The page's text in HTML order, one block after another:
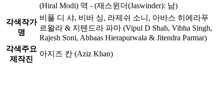
(Hiral Modi) 역 - (재스윈더(Jaswinder): 남)
각색작가
명
비풀 디 샤, 비바 싱, 라제쉬 소니, 아바스 히에라푸
르왈라 & 지텐드라 파마 (Vipul D Shah, Vibha Singh,
Rajesh Soni, Abbaas Hierapurwala & Jitendra Parmar)
각색주요
제작진
아지즈 칸 (Aziz Khan)